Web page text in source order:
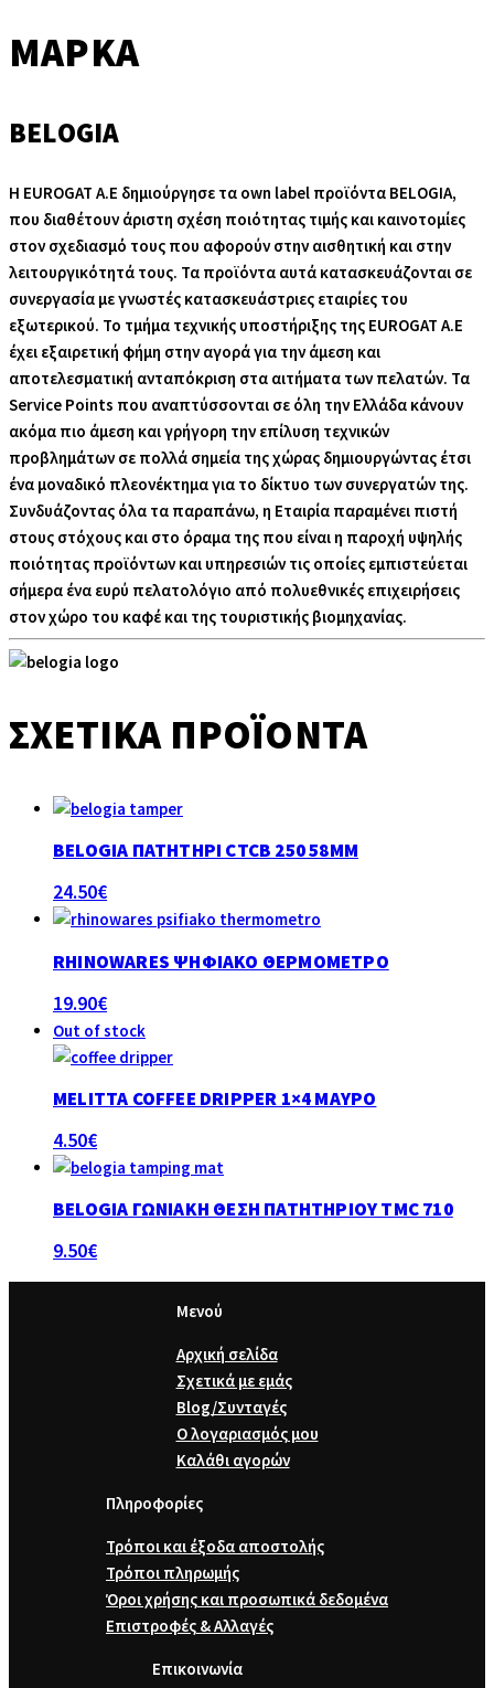
ΜΆΡΚΑ
BELOGIA
H EUROGAT Α.Ε δημιούργησε τα own label προϊόντα BELOGIA,
που διαθέτουν άριστη σχέση ποιότητας τιμής και καινοτομίες
στον σχεδιασμό τους που αφορούν στην αισθητική και στην
λειτουργικότητά τους. Τα προϊόντα αυτά κατασκευάζονται σε
συνεργασία με γνωστές κατασκευάστριες εταιρίες του
εξωτερικού. Το τμήμα τεχνικής υποστήριξης της EUROGAT Α.Ε
έχει εξαιρετική φήμη στην αγορά για την άμεση και
αποτελεσματική ανταπόκριση στα αιτήματα των πελατών. Τα
Service Points που αναπτύσσονται σε όλη την Ελλάδα κάνουν
ακόμα πιο άμεση και γρήγορη την επίλυση τεχνικών
προβλημάτων σε πολλά σημεία της χώρας δημιουργώντας έτσι
ένα μοναδικό πλεονέκτημα για το δίκτυο των συνεργατών της.
Συνδυάζοντας όλα τα παραπάνω, η Εταιρία παραμένει πιστή
στους στόχους και στο όραμα της που είναι η παροχή υψηλής
ποιότητας προϊόντων και υπηρεσιών τις οποίες εμπιστεύεται
σήμερα ένα ευρύ πελατολόγιο από πολυεθνικές επιχειρήσεις
στον χώρο του καφέ και της τουριστικής βιομηχανίας.
ΣΧΕΤΙΚΆ ΠΡΟΪΌΝΤΑ
BELOGIA ΠΑΤΗΤΉΡΙ CTCB 250 58MM
24.50€
RHINOWARES ΨΗΦΙΑΚΌ ΘΕΡΜΌΜΕΤΡΟ
19.90€
Out of stock
MELITTA COFFEE DRIPPER 1×4 ΜΑΎΡΟ
4.50€
BELOGIA ΓΩΝΙΑΚΉ ΘΈΣΗ ΠΑΤΗΤΗΡΙΟΎ TMC 710
9.50€
Μενού
Αρχική σελίδα
Σχετικά με εμάς
Blog/Συνταγές
Ο λογαριασμός μου
Καλάθι αγορών
Πληροφορίες
Τρόποι και έξοδα αποστολής
Τρόποι πληρωμής
Όροι χρήσης και προσωπικά δεδομένα
Επιστροφές & Αλλαγές
Επικοινωνία